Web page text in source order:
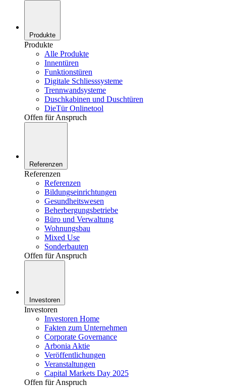
Produkte
Produkte
Alle Produkte
Innentüren
Funktionstüren
Digitale Schliesssysteme
Trennwandsysteme
Duschkabinen und Duschtüren
DieTür Onlinetool
Offen für Anspruch
Referenzen
Referenzen
Referenzen
Bildungseinrichtungen
Gesundheitswesen
Beherbergungsbetriebe
Büro und Verwaltung
Wohnungsbau
Mixed Use
Sonderbauten
Offen für Anspruch
Investoren
Investoren
Investoren Home
Fakten zum Unternehmen
Corporate Governance
Arbonia Aktie
Veröffentlichungen
Veranstaltungen
Capital Markets Day 2025
Offen für Anspruch